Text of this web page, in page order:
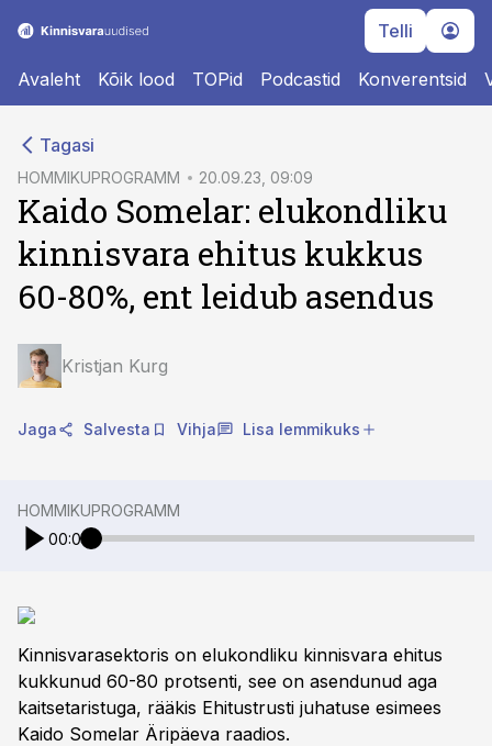
Telli
Avaleht Kõik lood TOPid Podcastid Konverentsid
Tagasi
HOMMIKUPROGRAMM 20.09.23, 09:09
Kaido Somelar: elukondliku
kinnisvara ehitus kukkus
60-80%, ent leidub asendus
Kristjan Kurg
Jaga Salvesta Vihja Lisa lemmikuks
HOMMIKUPROGRAMM
00:00
Kinnisvarasektoris on elukondliku kinnisvara ehitus
kukkunud 60-80 protsenti, see on asendunud aga
kaitsetaristuga, rääkis Ehitustrusti juhatuse esimees
Kaido Somelar Äripäeva raadios.